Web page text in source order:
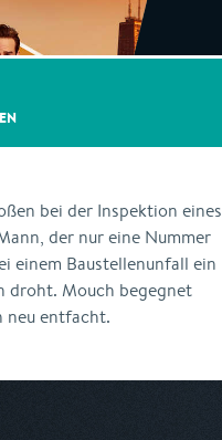
bei der Inspektion eines
der nur eine Nummer
einem Baustellenunfall ein
droht. Mouch begegnet
neu entfacht.